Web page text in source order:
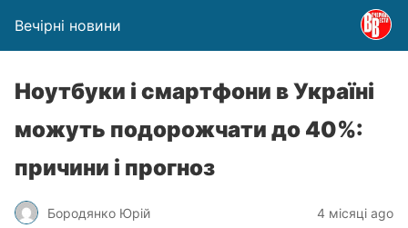
Вечірні новини
Ноутбуки і смартфони в Україні
можуть подорожчати до 40%:
причини і прогноз
Бородянко Юрій 4 місяці ago